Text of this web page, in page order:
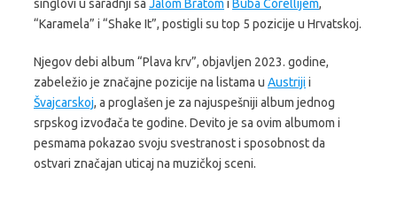
singlovi u saradnji sa Jalom Bratom i Buba Corellijem,
“Karamela” i “Shake It”, postigli su top 5 pozicije u Hrvatskoj.
Njegov debi album “Plava krv”, objavljen 2023. godine,
zabeležio je značajne pozicije na listama u Austriji i
Švajcarskoj, a proglašen je za najuspešniji album jednog
srpskog izvođača te godine. Devito je sa ovim albumom i
pesmama pokazao svoju svestranost i sposobnost da
ostvari značajan uticaj na muzičkoj sceni.